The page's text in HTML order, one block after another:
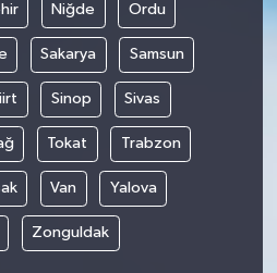
Niğde Ordu
Sakarya Samsun
Sinop Sivas
Tokat Trabzon
Van Yalova
Zonguldak